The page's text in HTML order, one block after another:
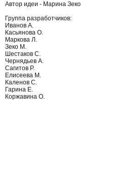
Автор идеи - Марина Зеко
Группа разработчиков:
Иванов А.
Касьянова О.
Маркова Л.
Зеко М.
Шестаков С.
Чернядьев А.
Сагитов Р.
Елисеева М.
Каленов С.
Гарина Е.
Коржавина О.